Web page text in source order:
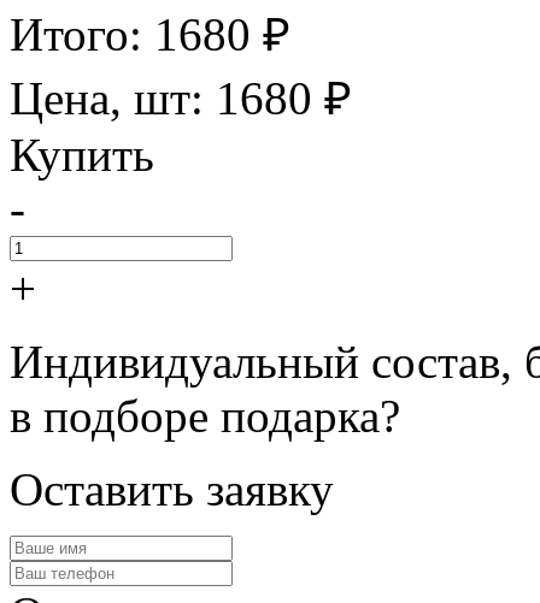
Итого: 1680 ₽
Цена, шт: 1680 ₽
Купить
-
+
Индивидуальный состав,
в подборе подарка?
Оставить заявку